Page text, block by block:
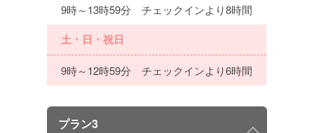
9時～13時59分 チェックインより8時間
土・日・祝日
9時～12時59分 チェックインより6時間
プラン3